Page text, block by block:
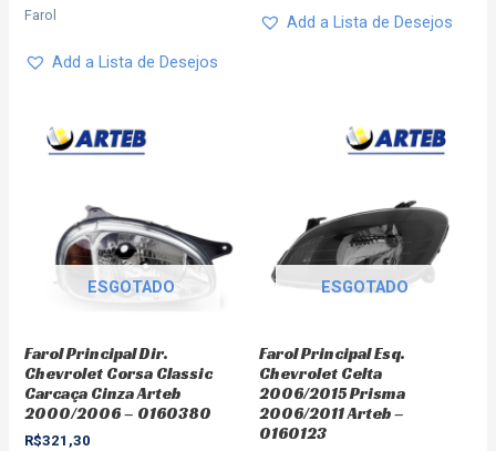
Farol
Add a Lista de Desejos
Add a Lista de Desejos
ESGOTADO
Farol Principal Dir.
Chevrolet Corsa Classic
Carcaça Cinza Arteb
2000/2006 – 0160380
R$321,30
ESGOTADO
Farol Principal Esq.
Chevrolet Celta
2006/2015 Prisma
2006/2011 Arteb –
0160123